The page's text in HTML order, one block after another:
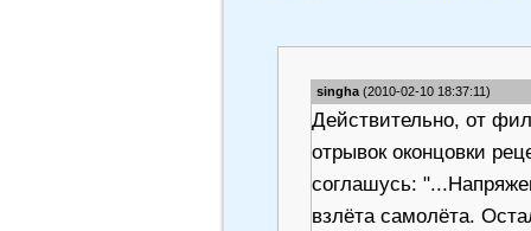
singha (2010-02-10 18:37:11)
Действительно, от
отрывок оконцовки
соглашусь:
взлёта самолёта.